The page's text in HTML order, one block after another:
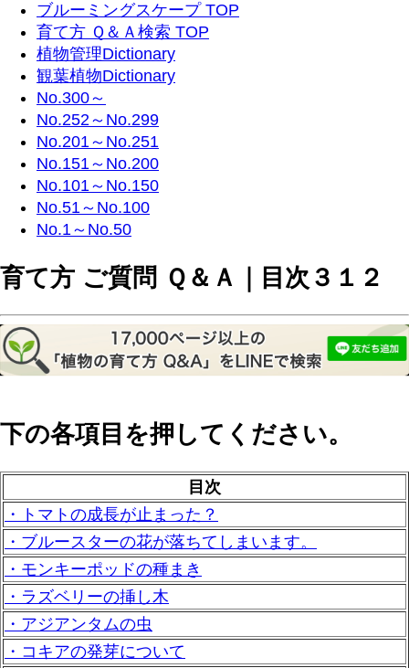
ブルーミングスケープ TOP
育て方 Ｑ＆Ａ検索 TOP
植物管理Dictionary
観葉植物Dictionary
No.300～
No.252～No.299
No.201～No.251
No.151～No.200
No.101～No.150
No.51～No.100
No.1～No.50
育て方 ご質問 Ｑ＆Ａ｜目次３１２
下の各項目を押してください。
目次
・トマトの成長が止まった？
・ブルースターの花が落ちてしまいます。
・モンキーポッドの種まき
・ラズベリーの挿し木
・アジアンタムの虫
・コキアの発芽について